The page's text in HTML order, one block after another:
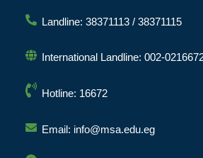
Landline: 38371113 / 38371115
International Landline: 002-
Hotline: 16672
Email: info@msa.edu.eg